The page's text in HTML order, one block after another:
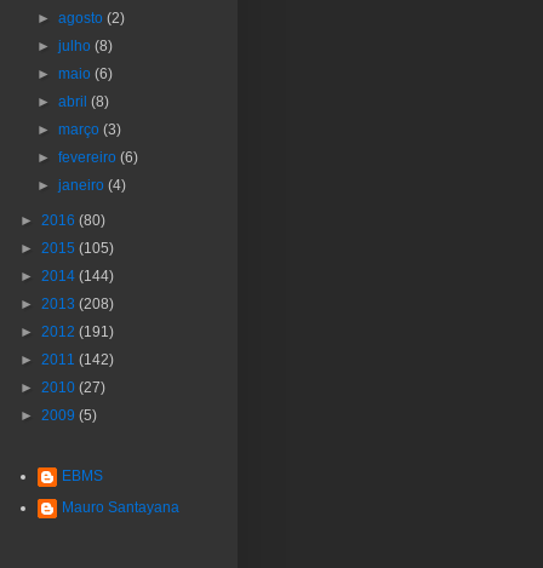
►agosto(2)
►julho(8)
►maio(6)
►abril(8)
►março(3)
►fevereiro(6)
►janeiro(4)
► 2016 (80)
► 2015 (105)
► 2014 (144)
► 2013 (208)
► 2012 (191)
► 2011 (142)
► 2010 (27)
► 2009 (5)
EBMS
Mauro Santayana